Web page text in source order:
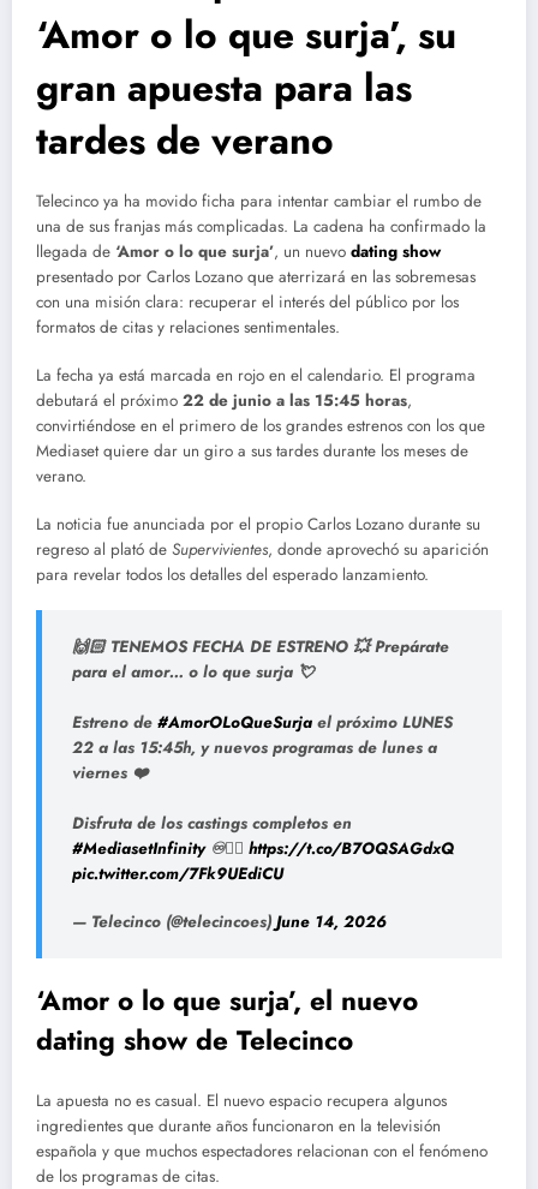
‘Amor o lo que surja’, su
gran apuesta para las
tardes de verano
Telecinco ya ha movido ficha para intentar cambiar el rumbo de
una de sus franjas más complicadas. La cadena ha confirmado la
llegada de ‘Amor o lo que surja’, un nuevo dating show
presentado por Carlos Lozano que aterrizará en las sobremesas
con una misión clara: recuperar el interés del público por los
formatos de citas y relaciones sentimentales.
La fecha ya está marcada en rojo en el calendario. El programa
debutará el próximo 22 de junio a las 15:45 horas,
convirtiéndose en el primero de los grandes estrenos con los que
Mediaset quiere dar un giro a sus tardes durante los meses de
verano.
La noticia fue anunciada por el propio Carlos Lozano durante su
regreso al plató de Supervivientes, donde aprovechó su aparición
para revelar todos los detalles del esperado lanzamiento.
🙌🏻 TENEMOS FECHA DE ESTRENO 💥 Prepárate
para el amor… o lo que surja 💘
Estreno de #AmorOLoQueSurja el próximo LUNES
22 a las 15:45h, y nuevos programas de lunes a
viernes ❤️
Disfruta de los castings completos en
#MediasetInfinity♾👉🏻 https://t.co/B7OQSAGdxQ
pic.twitter.com/7Fk9UEdiCU
— Telecinco (@telecincoes) June 14, 2026
‘Amor o lo que surja’, el nuevo
dating show de Telecinco
La apuesta no es casual. El nuevo espacio recupera algunos
ingredientes que durante años funcionaron en la televisión
española y que muchos espectadores relacionan con el fenómeno
de los programas de citas.